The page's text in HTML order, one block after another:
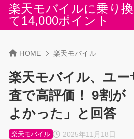
楽天モバイルに乗り換
て14,000ポイント
HOME 楽天モバイル
楽天モバイル、ユー
査で高評価！ 9割が
よかった」と回答
2025年11月18日
楽天モバイル